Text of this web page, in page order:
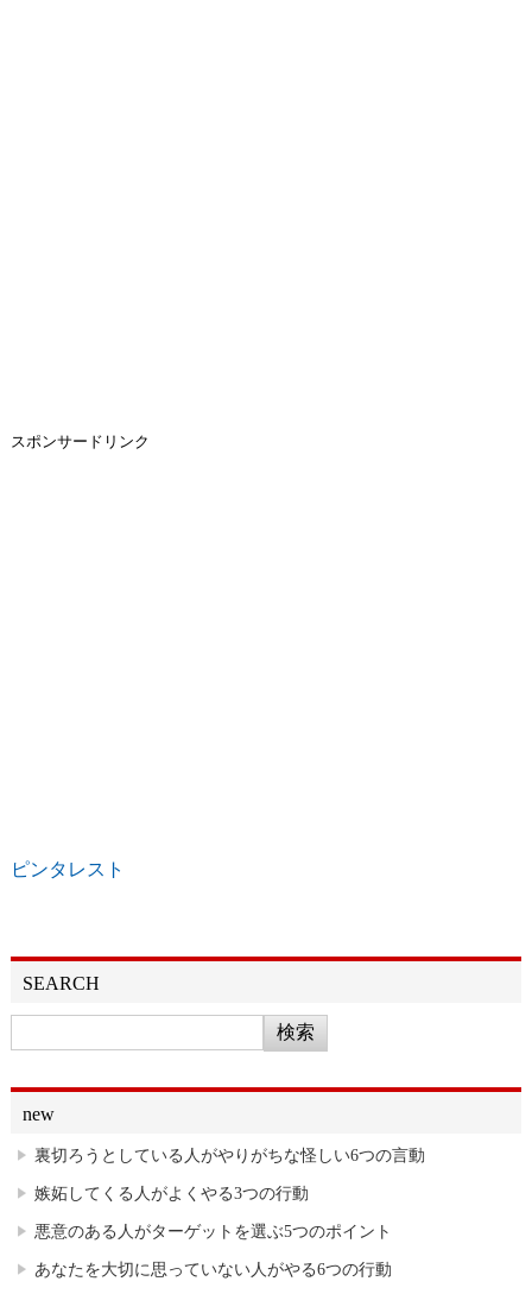
スポンサードリンク
ピンタレスト
SEARCH
new
裏切ろうとしている人がやりがちな怪しい6つの言動
嫉妬してくる人がよくやる3つの行動
悪意のある人がターゲットを選ぶ5つのポイント
あなたを大切に思っていない人がやる6つの行動